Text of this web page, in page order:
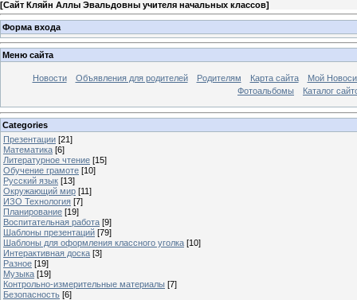
[Сайт Кляйн Аллы Эвальдовны учителя начальных классов]
Форма входа
Меню сайта
Новости Объявления для родителей Родителям Карта сайта
Мой
Фотоальбомы
Каталог
Categories
Презентации [21]
Математика [6]
Литературное чтение [15]
Обучение грамоте [10]
Русский язык [13]
Окружающий мир [11]
ИЗО Технология [7]
Планирование [19]
Воспитательная работа [9]
Шаблоны презентаций [79]
Шаблоны для оформления классного уголка [10]
Интерактивная доска [3]
Разное [19]
Музыка [19]
Контрольно-измерительные материалы [7]
Безопасность [6]